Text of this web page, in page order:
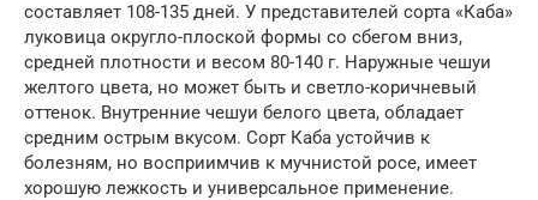
составляет 108-135 дней. У представителей сорта «Каба»
луковица округло-плоской формы со сбегом вниз,
средней плотности и весом 80-140 г. Наружные чешуи
желтого цвета, но может быть и светло-коричневый
оттенок. Внутренние чешуи белого цвета, обладает
средним острым вкусом. Сорт Каба устойчив к
болезням, но восприимчив к мучнистой росе, имеет
хорошую лежкость и универсальное применение.